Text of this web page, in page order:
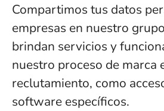
Compartimos tus datos
empresas en nuestro
brindan servicios y
nuestro proceso de marca
reclutamiento, como
software específicos.